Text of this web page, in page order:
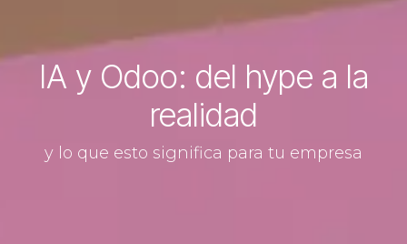
IA y Odoo: del hype a la
realidad
y lo que esto significa para tu empresa